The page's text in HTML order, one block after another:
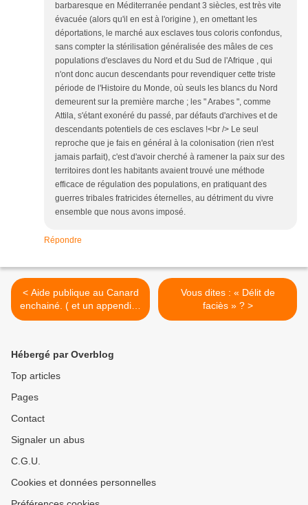
barbaresque en Méditerranée pendant 3 siècles, est très vite
évacuée (alors qu'il en est à l'origine ), en omettant les
déportations, le marché aux esclaves tous coloris confondus,
sans compter la stérilisation généralisée des mâles de ces
populations d'esclaves du Nord et du Sud de l'Afrique , qui
n'ont donc aucun descendants pour revendiquer cette triste
période de l'Histoire du Monde, où seuls les blancs du Nord
demeurent sur la première marche ; les " Arabes ", comme
Attila, s'étant exonéré du passé, par défauts d'archives et de
descendants potentiels de ces esclaves !<br /> Le seul
reproche que je fais en général à la colonisation (rien n'est
jamais parfait), c'est d'avoir cherché à ramener la paix sur des
territoires dont les habitants avaient trouvé une méthode
efficace de régulation des populations, en pratiquant des
guerres tribales fratricides éternelles, au détriment du vivre
ensemble que nous avons imposé.
Répondre
< Aide publique au Canard
enchainé. ( et un appendice
sur Médiapart ).
Vous dites : « Délit de
faciès » ? >
Hébergé par Overblog
Top articles
Pages
Contact
Signaler un abus
C.G.U.
Cookies et données personnelles